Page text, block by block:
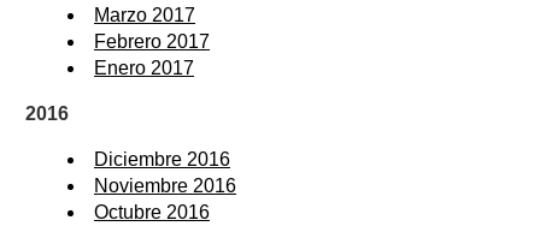
Marzo 2017
Febrero 2017
Enero 2017
2016
Diciembre 2016
Noviembre 2016
Octubre 2016